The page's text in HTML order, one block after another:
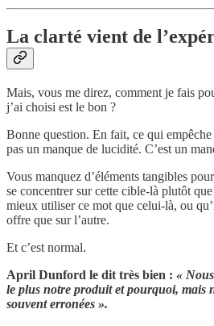
La clarté vient de
Mais, vous me direz, comment je fais
j’ai choisi est le bon ?
Bonne question. En fait, ce qui
pas un manque de lucidité. C’est un
Vous manquez d’éléments tangibles
se concentrer sur cette cible-là plutôt
mieux utiliser ce mot que celui-là, ou
offre que sur l’autre.
Et c’est normal.
April Dunford le dit très bien : «
le plus notre produit et pourquoi, mais
souvent erronées ».